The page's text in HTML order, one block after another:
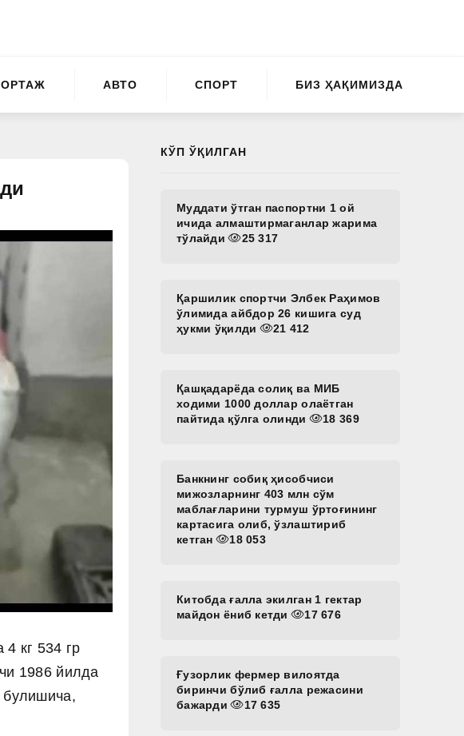
АВТО СПОРТ БИЗ ҲАҚИМИЗДА
кг 534 гр
1986 йилда
булишича,
КЎП ЎҚИЛГАН
Муддати ўтган паспортни 1 ой
ичида алмаштирмаганлар жарима
тўлайди
25 317
Қаршилик спортчи Элбек Раҳимов
ўлимида айбдор 26 кишига суд
ҳукми ўқилди
21 412
Қашқадарёда солиқ ва МИБ
ходими 1000 доллар олаётган
пайтида қўлга олинди
18 369
Банкнинг собиқ ҳисобчиси
мижозларнинг 403 млн сўм
маблағларини турмуш ўртоғининг
картасига олиб, ўзлаштириб
кетган
18 053
Китобда ғалла экилган 1 гектар
майдон ёниб кетди
17 676
Ғузорлик фермер вилоятда
биринчи бўлиб ғалла режасини
бажарди
17 635